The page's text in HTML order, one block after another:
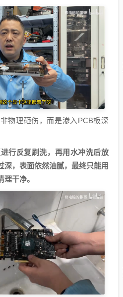
物理砸伤，而是渗入PCB板深
行反复刷洗，再用水冲洗后放
深，表面依然油腻，最终只能用
干净。